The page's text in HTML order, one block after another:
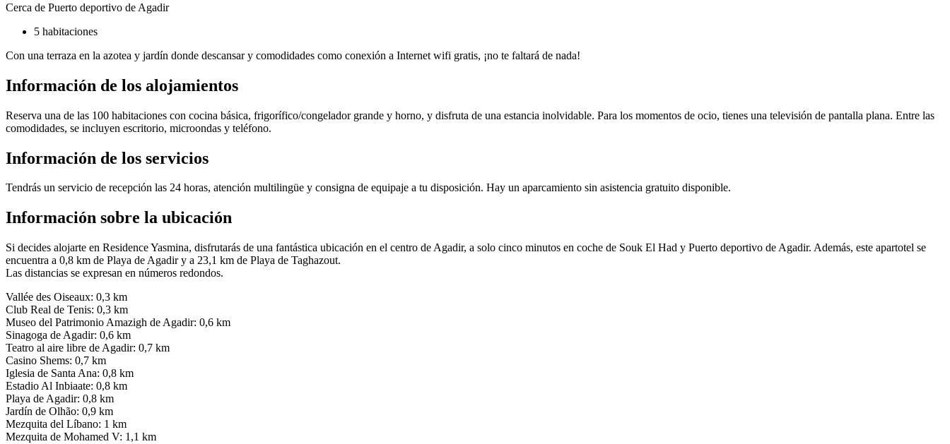
Cerca de Puerto deportivo de Agadir
5 habitaciones
Con una terraza en la azotea y jardín donde descansar y comodidades como conexión a Internet wifi gratis, ¡no te faltará de nada!
Información de los alojamientos
Reserva una de las 100 habitaciones con cocina básica, frigorífico/congelador grande y horno, y disfruta de una estancia inolvidable. Para los momentos de ocio, tienes una televisión de pantalla plana. Entre las
comodidades, se incluyen escritorio, microondas y teléfono.
Información de los servicios
Tendrás un servicio de recepción las 24 horas, atención multilingüe y consigna de equipaje a tu disposición. Hay un aparcamiento sin asistencia gratuito disponible.
Información sobre la ubicación
Si decides alojarte en Residence Yasmina, disfrutarás de una fantástica ubicación en el centro de Agadir, a solo cinco minutos en coche de Souk El Had y Puerto deportivo de Agadir. Además, este apartotel se
encuentra a 0,8 km de Playa de Agadir y a 23,1 km de Playa de Taghazout.
Las distancias se expresan en números redondos.
Vallée des Oiseaux: 0,3 km
Club Real de Tenis: 0,3 km
Museo del Patrimonio Amazigh de Agadir: 0,6 km
Sinagoga de Agadir: 0,6 km
Teatro al aire libre de Agadir: 0,7 km
Casino Shems: 0,7 km
Iglesia de Santa Ana: 0,8 km
Estadio Al Inbiaate: 0,8 km
Playa de Agadir: 0,8 km
Jardín de Olhão: 0,9 km
Mezquita del Líbano: 1 km
Mezquita de Mohamed V: 1,1 km